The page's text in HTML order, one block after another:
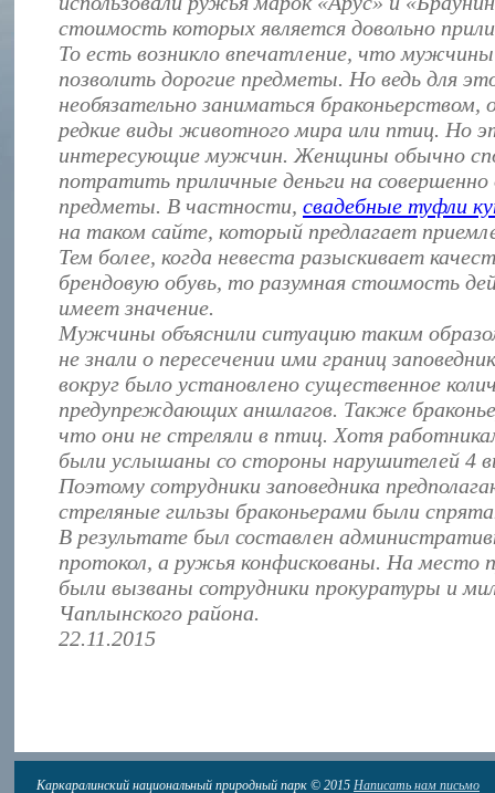
стоимость которых является довольно
То есть возникло впечатление, что
позволить дорогие предметы. Но ведь для
необязательно заниматься браконьерством,
редкие виды животного мира или птиц. Но
интересующие мужчин. Женщины обычно
потратить приличные деньги на совершенно
предметы. В частности, свадебные туфли
на таком сайте, который предлагает
Тем более, когда невеста разыскивает
брендовую обувь, то разумная стоимость
имеет значение.
Мужчины объяснили ситуацию таким
не знали о пересечении ими границ
вокруг было установлено существенное
предупреждающих аншлагов. Также
что они не стреляли в птиц. Хотя
были услышаны со стороны нарушителей 4
Поэтому сотрудники заповедника
стреляные гильзы браконьерами были
В результате был составлен
протокол, а ружья конфискованы. На место
были вызваны сотрудники прокуратуры и
Чаплынского района.
22.11.2015
Каркаралинский национальный природный парк © 2015 Написать нам письмо